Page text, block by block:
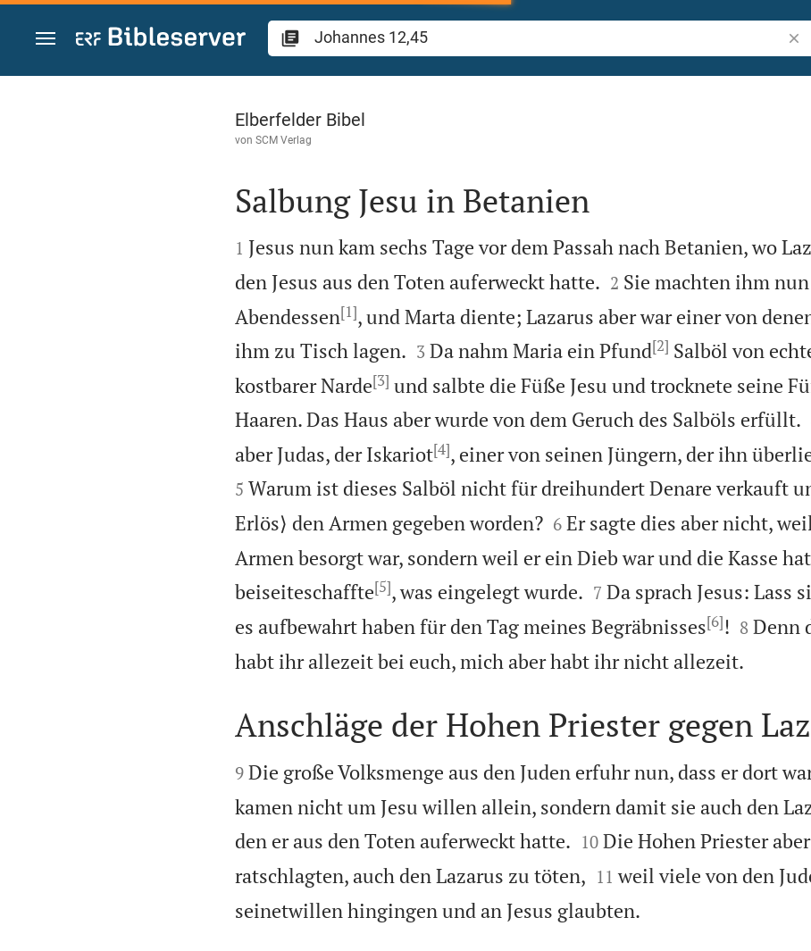
Zum Inhalt springen
Johannes 12
Elberfelder Bibel
von SCM Verlag

Salbung Jesu in Betanien

1 Jesus nun kam sechs Tage vor dem Passah nach Betanien, wo
den Jesus aus den Toten auferweckt hatte.
2 Sie machten ihm
Abendessen[1], und Marta diente; Lazarus aber war einer von
ihm zu Tisch lagen.
3 Da nahm Maria ein Pfund[2] Salböl von
kostbarer Narde[3] und salbte die Füße Jesu und trocknete seine
Haaren. Das Haus aber wurde von dem Geruch des Salböls erfüllt.
aber Judas, der Iskariot[4], einer von seinen Jüngern, der ihn
5 Warum ist dieses Salböl nicht für dreihundert Denare verkauft
Erlös⟩ den Armen gegeben worden?
6 Er sagte dies aber nicht,
Armen besorgt war, sondern weil er ein Dieb war und die Kasse
beiseiteschaffte[5], was eingelegt wurde.
7 Da sprach Jesus: Lass
es aufbewahrt haben für den Tag meines Begräbnisses[6]!
8 Denn
habt ihr allezeit bei euch, mich aber habt ihr nicht allezeit.

Anschläge der Hohen Priester gegen

9 Die große Volksmenge aus den Juden erfuhr nun, dass er dort
kamen nicht um Jesu willen allein, sondern damit sie auch den
den er aus den Toten auferweckt hatte.
10 Die Hohen Priester aber
ratschlagten, auch den Lazarus zu töten, 

11 weil viele von den
seinetwillen hingingen und an Jesus glaubten.